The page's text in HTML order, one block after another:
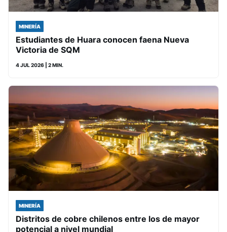
MINERÍA
Estudiantes de Huara conocen faena Nueva
Victoria de SQM
4 JUL 2026 | 2 MIN.
MINERÍA
Distritos de cobre chilenos entre los de mayor
potencial a nivel mundial